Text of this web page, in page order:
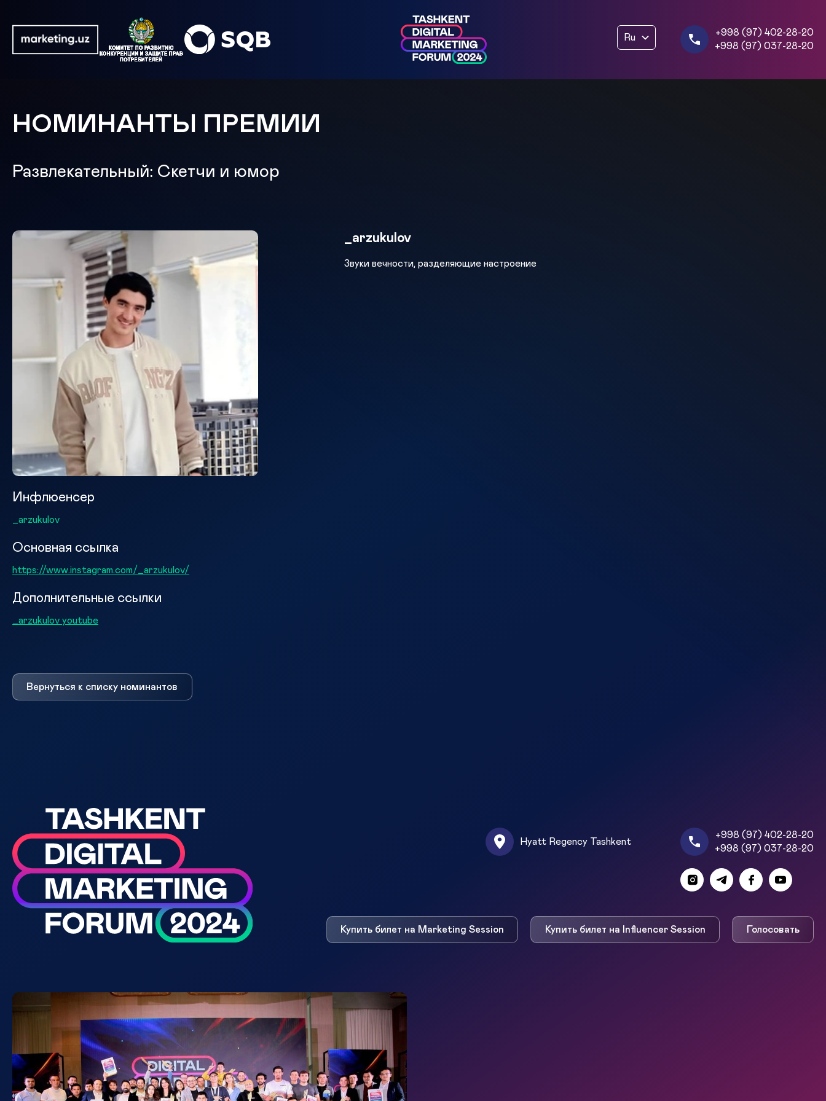
Ru
+998 (97) 402-28-20
+998 (97) 037-28-20
НОМИНАНТЫ ПРЕМИИ
Развлекательный: Скетчи и юмор
Инфлюенсер
_arzukulov
Основная ссылка
https://www.instagram.com/_arzukulov/
Дополнительные ссылки
_arzukulov youtube
_arzukulov
Звуки вечности, разделяющие настроение
Вернуться к списку номинантов
Hyatt Regency Tashkent
+998 (97) 402-28-20
+998 (97) 037-28-20
Купить билет на Marketing Session Купить билет на Influencer Session Голосовать